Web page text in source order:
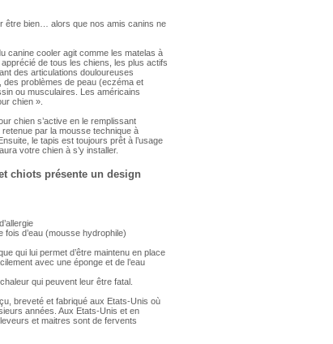
être bien… alors que nos amis canins ne
canine cooler agit comme les matelas à
de tous les chiens, les plus actifs
des articulations douloureuses
des problèmes de peau (eczéma et
ou musculaires. Les américains
chien ».
chien s’active en le remplissant
par la mousse technique à
le tapis est toujours prêt à l’usage
votre chien à s’y installer.
chiots présente un design
fois d’eau (mousse hydrophile)
qui lui permet d’être maintenu en place
avec une éponge et de l’eau
qui peuvent leur être fatal.
breveté et fabriqué aux Etats-Unis où
années. Aux Etats-Unis et en
et maitres sont de fervents